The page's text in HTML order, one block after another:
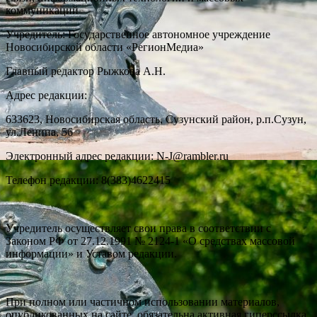
коммуникаций
Учредитель: Государственное автономное учреждение
Новосибирской области «РегионМедиа»
Главный редактор Рыжкова А.Н.
Адрес редакции:
633623, Новосибирская область, Сузунский район, р.п.Сузун,
ул.Ленина, 56
Электронный адрес редакции: N-J@rambler.ru
Телефон редакции: 8(383)4622415
Учредитель осуществляет свои права в соответствии с
Законом РФ от 27.12.1991 № 2124-1 «О средствах массовой
информации» и Уставом редакции.
При полном или частичном использовании материалов,